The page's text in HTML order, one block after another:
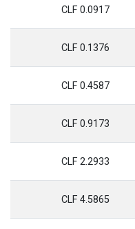
0.0917 CLF
0.1376 CLF
0.4587 CLF
0.9173 CLF
2.2933 CLF
4.5865 CLF